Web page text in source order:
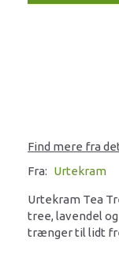
Find mere fra
Fra: Urtekram
Urtekram Tea
tree, lavendel
trænger til lidt